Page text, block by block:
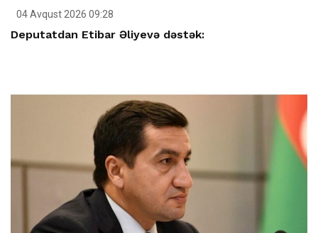
04 Avqust 2026 09:28
Deputatdan Etibar Əliyevə dəstək: